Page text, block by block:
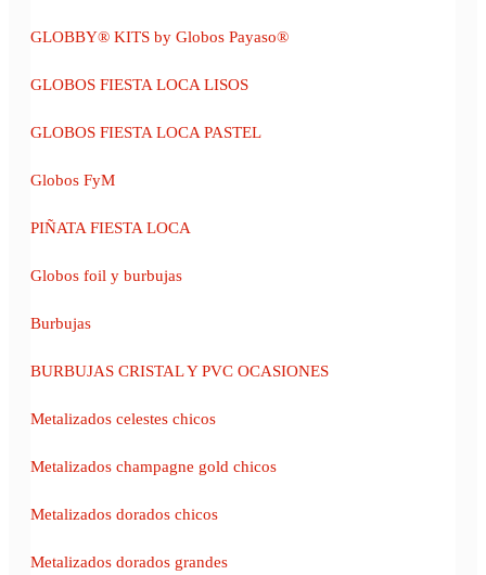
GLOBBY® KITS by Globos Payaso®
GLOBOS FIESTA LOCA LISOS
GLOBOS FIESTA LOCA PASTEL
Globos FyM
PIÑATA FIESTA LOCA
Globos foil y burbujas
Burbujas
BURBUJAS CRISTAL Y PVC OCASIONES
Metalizados celestes chicos
Metalizados champagne gold chicos
Metalizados dorados chicos
Metalizados dorados grandes